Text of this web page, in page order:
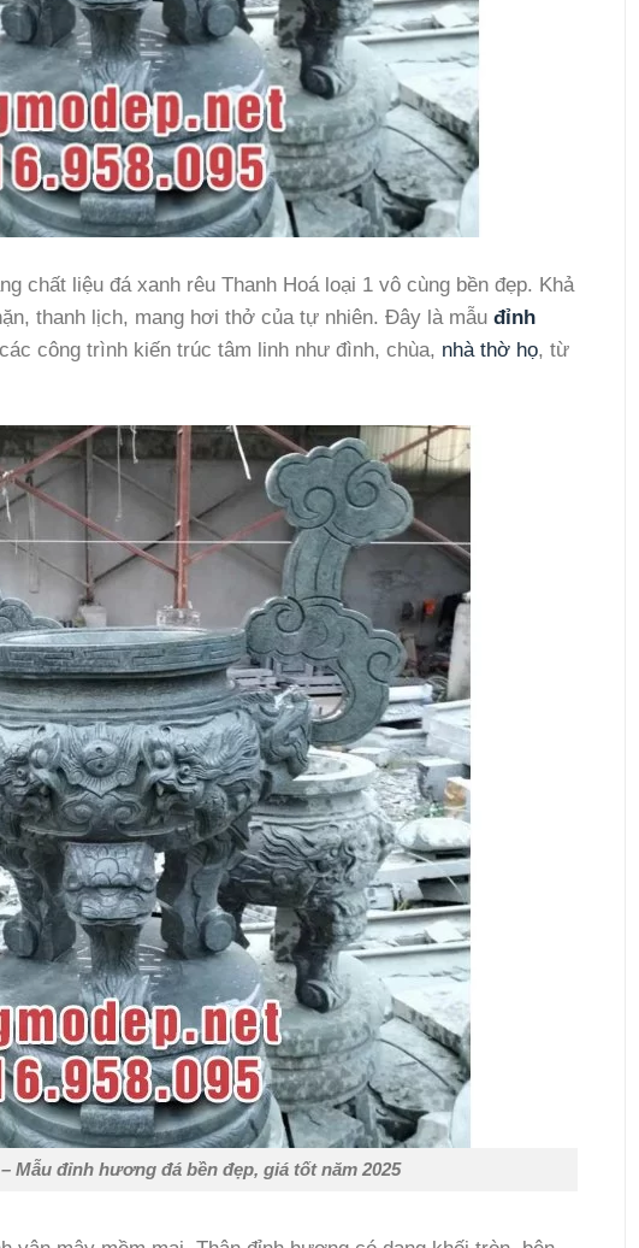
chất liệu đá xanh rêu Thanh Hoá loại 1 vô cùng bền đẹp. Khả
thanh lịch, mang hơi thở của tự nhiên. Đây là mẫu đỉnh
công trình kiến trúc tâm linh như đình, chùa, nhà thờ họ, từ
Mẫu đỉnh hương đá bền đẹp, giá tốt năm 2025